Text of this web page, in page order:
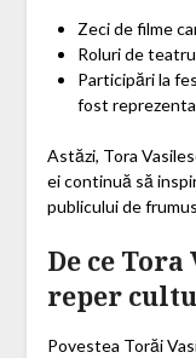
Zeci de filme
Roluri de
Participări la
fost
Astăzi, Tora
ei continuă să
publicului de
De ce
reper
Povestea Torăi